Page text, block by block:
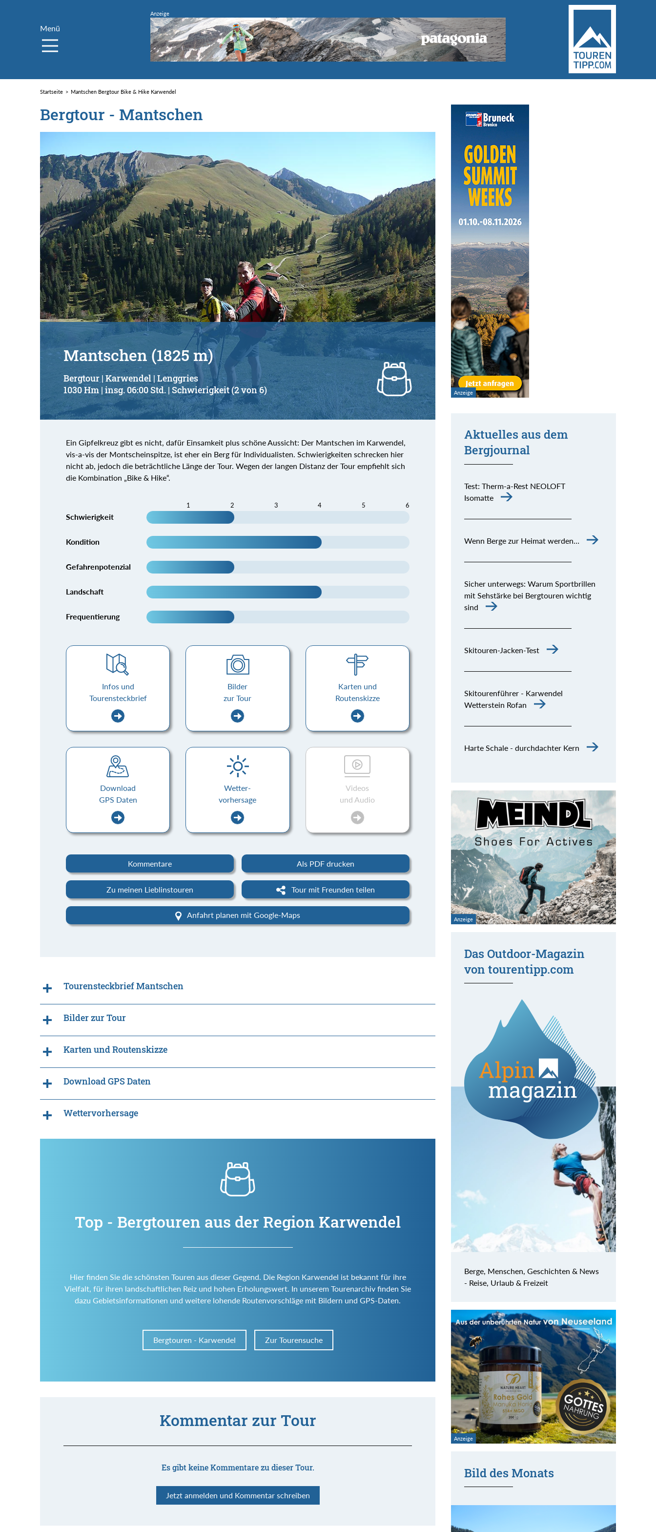
Menü
Startseite Mantschen Bergtour Bike & Hike Karwendel
Bergtour - Mantschen
Mantschen (1825 m)
Bergtour | Karwendel | Lenggries
1030 Hm | insg. 06:00 Std. | Schwierigkeit (2 von 6)
Ein Gipfelkreuz gibt es nicht, dafür Einsamkeit plus schöne Aussicht: Der Mantschen im Karwendel,
vis-a-vis der Montscheinspitze, ist eher ein Berg für Individualisten. Schwierigkeiten schrecken hier
nicht ab, jedoch die beträchtliche Länge der Tour. Wegen der langen Distanz der Tour empfiehlt sich
die Kombination „Bike & Hike“.
1 2 3 4 5 6
Schwierigkeit
Kondition
Gefahrenpotenzial
Landschaft
Frequentierung
Infos und
Tourensteckbrief
Bilder
zur Tour
Karten und
Routenskizze
Download
GPS Daten
Wetter-
vorhersage
Videos
und Audio
Kommentare Als PDF drucken
Zu meinen Lieblinstouren Tour mit Freunden teilen
Anfahrt planen mit Google-Maps
Tourensteckbrief Mantschen
Bilder zur Tour
Karten und Routenskizze
Download GPS Daten
Wettervorhersage
Top - Bergtouren aus der Region Karwendel
Hier finden Sie die schönsten Touren aus dieser Gegend. Die Region Karwendel ist bekannt für ihre
Vielfalt, für ihren landschaftlichen Reiz und hohen Erholungswert. In unserem Tourenarchiv finden Sie
dazu Gebietsinformationen und weitere lohende Routenvorschläge mit Bildern und GPS-Daten.
Bergtouren - Karwendel Zur Tourensuche
Kommentar zur Tour
Es gibt keine Kommentare zu dieser Tour.
Jetzt anmelden und Kommentar schreiben
Aktuelles aus dem
Bergjournal
Test: Therm-a-Rest NEOLOFT
Isomatte
Wenn Berge zur Heimat werden…
Sicher unterwegs: Warum Sportbrillen
mit Sehstärke bei Bergtouren wichtig
sind
Skitouren-Jacken-Test
Skitourenführer - Karwendel
Wetterstein Rofan
Harte Schale - durchdachter Kern
Das Outdoor-Magazin
von tourentipp.com
Berge, Menschen, Geschichten & News
- Reise, Urlaub & Freizeit
Bild des Monats